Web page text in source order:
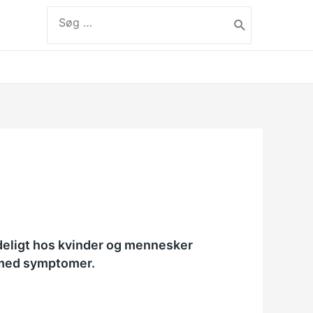
efter:
label
hos kvinder og mennesker
symptomer.